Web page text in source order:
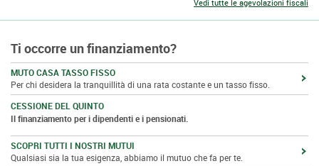
Vedi tutte le agevolazioni fiscali
Ti occorre un finanziamento?
MUTO CASA TASSO FISSO
Per chi desidera la tranquillità di una rata costante e un tasso fisso.
CESSIONE DEL QUINTO
Il finanziamento per i dipendenti e i pensionati.
SCOPRI TUTTI I NOSTRI MUTUI
Qualsiasi sia la tua esigenza, abbiamo il mutuo che fa per te.